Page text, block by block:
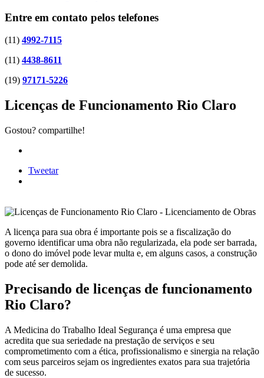
Entre em contato pelos telefones
(11) 4992-7115
(11) 4438-8611
(19) 97171-5226
Licenças de Funcionamento Rio Claro
Gostou? compartilhe!
Tweetar
A licença para sua obra é importante pois se a fiscalização do
governo identificar uma obra não regularizada, ela pode ser barrada,
o dono do imóvel pode levar multa e, em alguns casos, a construção
pode até ser demolida.
Precisando de licenças de funcionamento
Rio Claro?
A Medicina do Trabalho Ideal Segurança é uma empresa que
acredita que sua seriedade na prestação de serviços e seu
comprometimento com a ética, profissionalismo e sinergia na relação
com seus parceiros sejam os ingredientes exatos para sua trajetória
de sucesso.